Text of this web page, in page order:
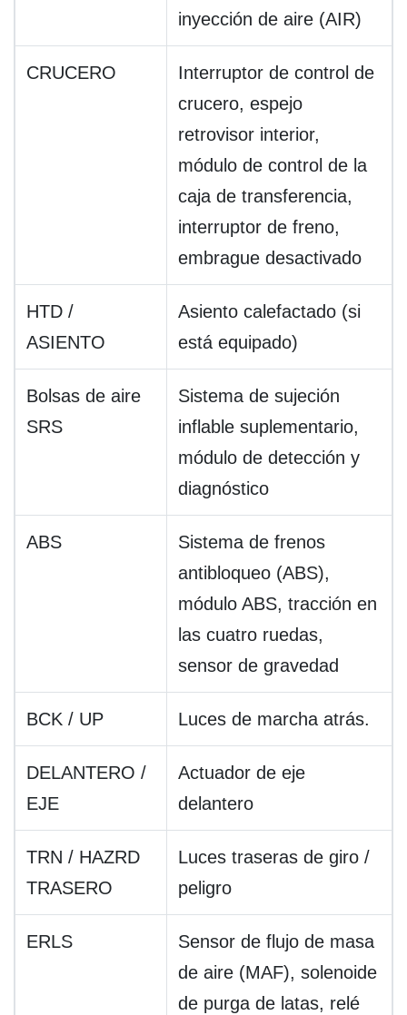
inyección de aire (AIR)
CRUCERO
Interruptor de control de
crucero, espejo
retrovisor interior,
módulo de control de la
caja de transferencia,
interruptor de freno,
embrague desactivado
HTD /
ASIENTO
Asiento calefactado (si
está equipado)
Bolsas de aire
SRS
Sistema de sujeción
inflable suplementario,
módulo de detección y
diagnóstico
ABS
Sistema de frenos
antibloqueo (ABS),
módulo ABS, tracción en
las cuatro ruedas,
sensor de gravedad
BCK / UP Luces de marcha atrás.
DELANTERO /
EJE
Actuador de eje
delantero
TRN / HAZRD
TRASERO
Luces traseras de giro /
peligro
ERLS
Sensor de flujo de masa
de aire (MAF), solenoide
de purga de latas, relé